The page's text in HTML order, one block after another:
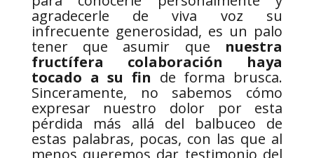
agradecerle de viva voz su
infrecuente generosidad, es un palo
tener que asumir que nuestra
fructífera colaboración haya
tocado a su fin de forma brusca.
Sinceramente, no sabemos cómo
expresar nuestro dolor por esta
pérdida más allá del balbuceo de
estas palabras, pocas, con las que al
menos queremos dar testimonio del